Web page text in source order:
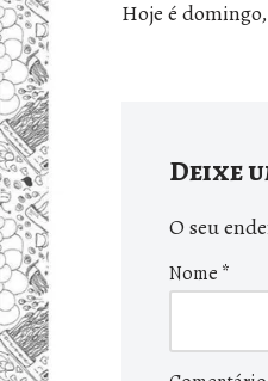
Hoje é
Deixe
O seu
Nome *